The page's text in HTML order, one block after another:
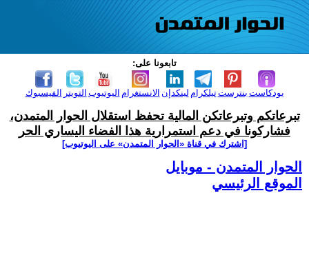
تابعونا على:
الفيسبوك التويتر اليوتيوب الانستغرام لينكدإن تيلكرامبنترست بودكاست
تبرعاتكم وتبرعاتكن المالية تحفظ استقلال الحوار المتمدن،
فشاركونا في دعم استمرارية هذا الفضاء اليساري الحر
[اشترك في قناة ‫«الحوار المتمدن» على اليوتيوب]
الحوار المتمدن - موبايل
الموقع الرئيسي